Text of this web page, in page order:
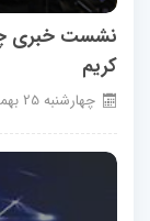
نشست خبری
کریم
چهارشنبه25